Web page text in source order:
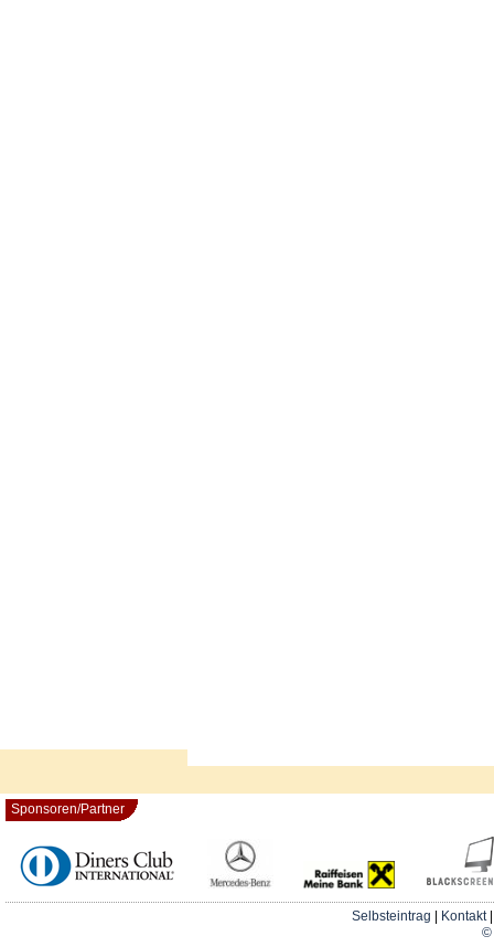
Sponsoren/Partner
Selbsteintrag Kontakt
©